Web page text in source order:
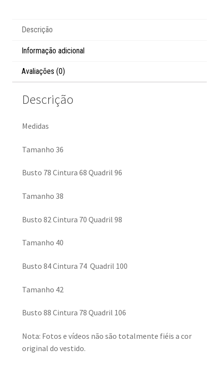
Descrição
Informação adicional
Avaliações (0)
Descrição
Medidas
Tamanho 36
Busto 78 Cintura 68 Quadril 96
Tamanho 38
Busto 82 Cintura 70 Quadril 98
Tamanho 40
Busto 84 Cintura 74 Quadril 100
Tamanho 42
Busto 88 Cintura 78 Quadril 106
Nota: Fotos e vídeos não são totalmente fiéis a cor
original do vestido.